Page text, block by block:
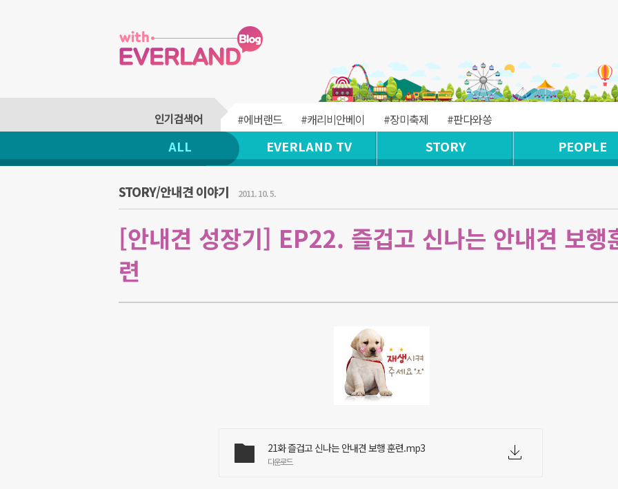
#에버랜드 #캐리비안베이 #장미축제 #판다와쏭
ALL EVERLAND TV STORY PEOPLE
STORY/안내견 이야기 2011. 10. 5.
[안내견 성장기] EP22. 즐겁고 신나는 안내견 보행
련
21화 즐겁고 신나는 안내견 보행 훈련.mp3
다운로드